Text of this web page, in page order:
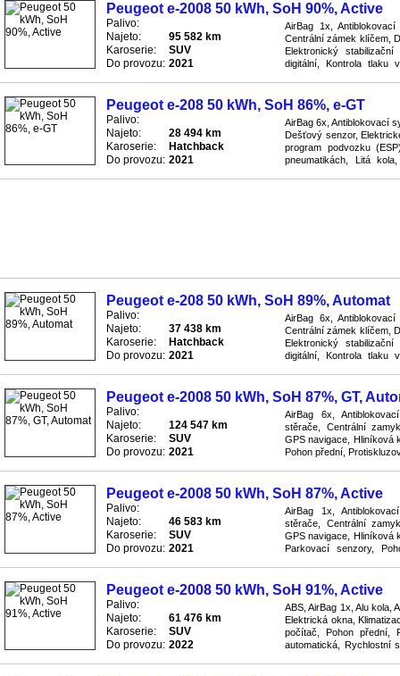
Peugeot e-2008 50 kWh, SoH 90%, Active
Palivo:
Najeto:
95 582 km
Karoserie:
SUV
Do provozu: 2021
AirBag 1x,
Centrální zámek klíčem,
Elektronický
digitální, Kontrola tlaku
Peugeot e-208 50 kWh, SoH 86%, e-GT
Palivo:
Najeto:
28 494 km
Karoserie:
Hatchback
Do provozu: 2021
AirBag 6x, Antiblokovací
Dešťový senzor,
program podvozku
pneumatikách, Litá
Peugeot e-208 50 kWh, SoH 89%, Automat
Palivo:
Najeto:
37 438 km
Karoserie:
Hatchback
Do provozu: 2021
AirBag 6x,
Centrální zámek klíčem,
Elektronický
digitální, Kontrola tlaku
Peugeot e-2008 50 kWh, SoH 87%, GT,
Palivo:
Najeto:
124 547 km
Karoserie:
SUV
Do provozu: 2021
AirBag 6x,
stěrače, Centrální
GPS navigace, Hliníková
Pohon přední,
Peugeot e-2008 50 kWh, SoH 87%, Active
Palivo:
Najeto:
46 583 km
Karoserie:
SUV
Do provozu: 2021
AirBag 1x,
stěrače, Centrální
GPS navigace, Hliníková
Parkovací senzory,
Peugeot e-2008 50 kWh, SoH 91%, Active
Palivo:
Najeto:
61 476 km
Karoserie:
SUV
Do provozu: 2022
ABS, AirBag 1x, Alu kola,
Elektrická okna,
počítač, Pohon přední,
automatická, Rychlostní